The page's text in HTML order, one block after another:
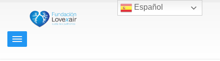
Español